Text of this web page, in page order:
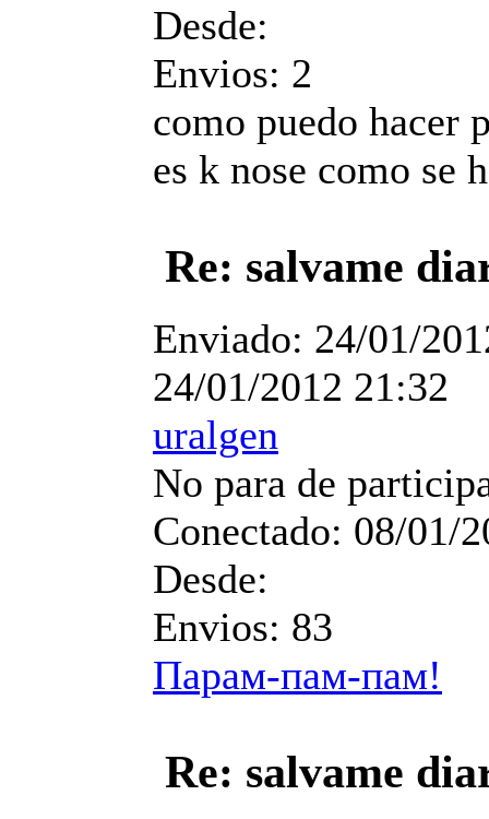
Desde:
Envios: 2
como puedo hacer
es k nose como se
Re: salvame
Enviado: 24/01/
24/01/2012 21:32
uralgen
No para de
Conectado: 08/01/
Desde:
Envios: 83
Парам-пам-пам!
Re: salvame